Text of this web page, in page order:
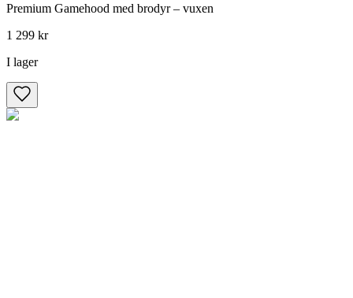
Premium Gamehood med brodyr – vuxen
1 299 kr
I lager